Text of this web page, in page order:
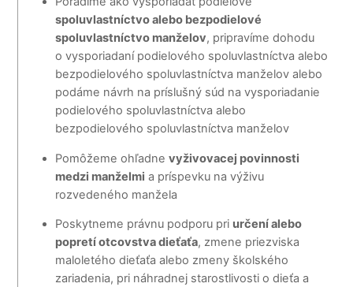
spoluvlastníctvo alebo bezpodielové
spoluvlastníctvo manželov, pripravíme dohodu
o vysporiadaní podielového spoluvlastníctva alebo
bezpodielového spoluvlastníctva manželov alebo
podáme návrh na príslušný súd na vysporiadanie
podielového spoluvlastníctva alebo
bezpodielového spoluvlastníctva manželov
Pomôžeme ohľadne vyživovacej povinnosti
medzi manželmi a príspevku na výživu
rozvedeného manžela
Poskytneme právnu podporu pri určení alebo
popretí otcovstva dieťaťa, zmene priezviska
maloletého dieťaťa alebo zmeny školského
zariadenia, pri náhradnej starostlivosti o dieťa a